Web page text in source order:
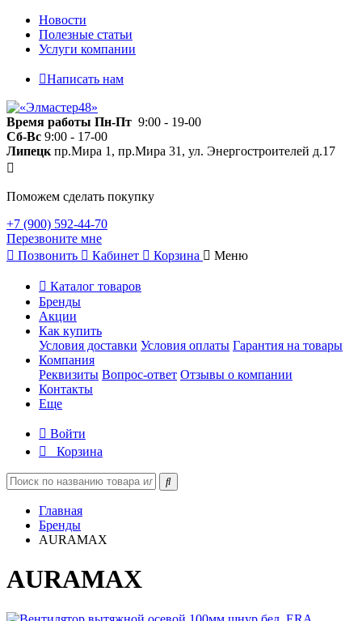
Новости
Полезные статьи
Услуги компании
Написать нам
Время работы Пн-Пт 9:00 - 19-00
Сб-Вс 9:00 - 17-00
Липецк пр.Мира 1, пр.Мира 31, ул. Энергостроителей д.17
Поможем сделать покупку
+7 (900) 592-44-70
Перезвоните мне
Позвонить
Кабинет Корзина Меню
Каталог товаров
Бренды
Акции
Как купить
Условия доставки Условия оплаты Гарантия на товары
Компания
Реквизиты Вопрос-ответ Отзывы о компании
Контакты
Еще
Войти
Корзина
Главная
Бренды
AURAMAX
AURAMAX